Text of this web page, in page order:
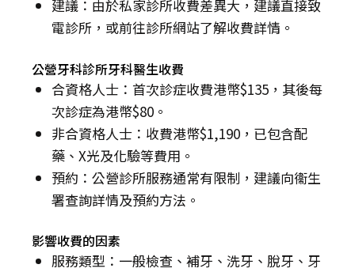
建議：由於私家診所收費差異大，建議直接致
電診所，或前往診所網站了解收費詳情。
公營牙科診所牙科醫生收費
合資格人士：首次診症收費港幣$135，其後每
次診症為港幣$80。
非合資格人士：收費港幣$1,190，已包含配
藥、X光及化驗等費用。
預約：公營診所服務通常有限制，建議向衞生
署查詢詳情及預約方法。
影響收費的因素
服務類型：一般檢查、補牙、洗牙、脫牙、牙